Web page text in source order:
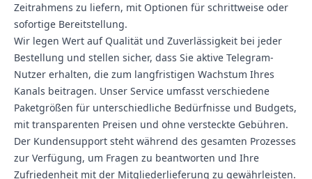
Zeitrahmens zu liefern, mit Optionen für schrittweise oder
sofortige Bereitstellung.
Wir legen Wert auf Qualität und Zuverlässigkeit bei jeder
Bestellung und stellen sicher, dass Sie aktive Telegram-
Nutzer erhalten, die zum langfristigen Wachstum Ihres
Kanals beitragen. Unser Service umfasst verschiedene
Paketgrößen für unterschiedliche Bedürfnisse und Budgets,
mit transparenten Preisen und ohne versteckte Gebühren.
Der Kundensupport steht während des gesamten Prozesses
zur Verfügung, um Fragen zu beantworten und Ihre
Zufriedenheit mit der Mitgliederlieferung zu gewährleisten.